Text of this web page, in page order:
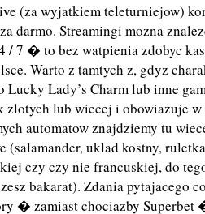
(za wyjatkiem teleturniejow)
darmo. Streamingi mozna
/ 7 � to bez watpienia zdobyc
Warto z tamtych z, gdyz
Lady’s Charm lub inne
zlotych lub wiecej i obowiazuje
automatow znajdziemy tu
uklad kostny,
czy czy nie francuskiej, do
bakarat). Zdania pytajacego
� zamiast chociazby